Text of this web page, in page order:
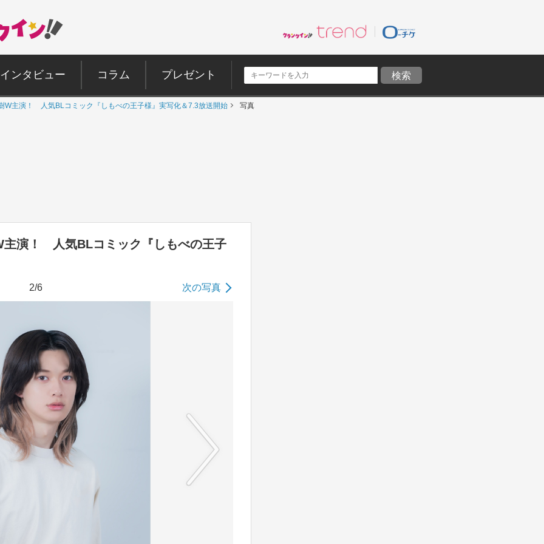
インタビュー コラム プレゼント
W主演！ 人気BLコミック『しもべの王子様』実写化＆7.3放送開始 写真
主演！ 人気BLコミック『しもべの王子
2/6 次の写真